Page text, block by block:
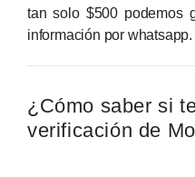
tan solo $500 podemos
información por whatsapp.
¿Cómo saber si
verificación de